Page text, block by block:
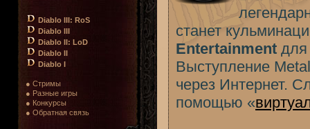
Diablo III: RoS
Diablo III
Diablo II: LoD
Diablo II
Diablo I
● Стримы
● Разные игры
● Конкурсы
● Обратная связь
станет
Entertainment для
Выступление
через Интернет.
помощью «